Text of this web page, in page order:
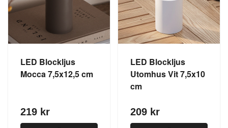
LED Blockljus
Mocca 7,5x12,5 cm
219 kr
LED Blockljus
Utomhus Vit 7,5x10
cm
209 kr